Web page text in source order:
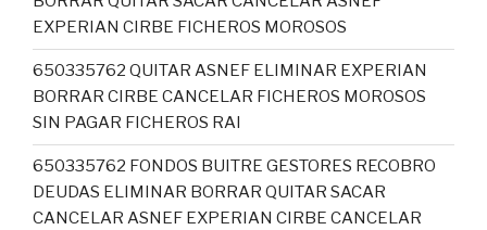
EXPERIAN CIRBE FICHEROS MOROSOS
650335762 QUITAR ASNEF ELIMINAR EXPERIAN
BORRAR CIRBE CANCELAR FICHEROS MOROSOS
SIN PAGAR FICHEROS RAI
650335762 FONDOS BUITRE GESTORES RECOBRO
DEUDAS ELIMINAR BORRAR QUITAR SACAR
CANCELAR ASNEF EXPERIAN CIRBE CANCELAR